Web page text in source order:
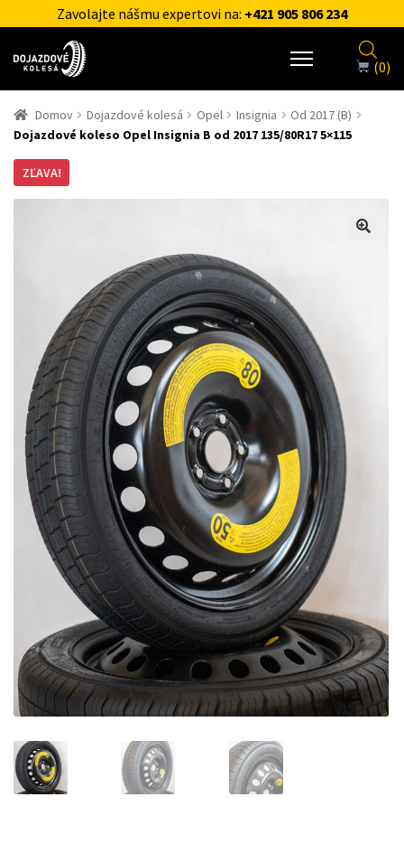
Zavolajte nášmu expertovi na: +421 905 806 234
(0)
Domov Dojazdové kolesá Opel Insignia
Od 2017 (B)
Dojazdové koleso Opel Insignia B od 2017 135/80R17 5×115
ZĽAVA!